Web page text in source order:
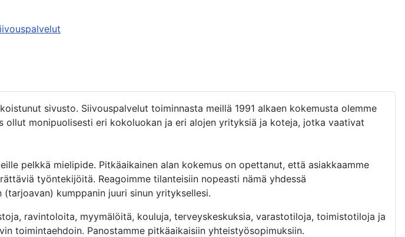
sivusto. Siivouspalvelut toiminnasta meillä 1991 alkaen kokemusta olemme
monipuolisesti eri kokoluokan ja eri alojen yrityksiä ja koteja, jotka vaativat
pelkkä mielipide. Pitkäaikainen alan kokemus on opettanut, että asiakkaamme
työntekijöitä. Reagoimme tilanteisiin nopeasti nämä yhdessä
kumppanin juuri sinun yrityksellesi.
ravintoloita, myymälöitä, kouluja, terveyskeskuksia, varastotiloja, toimistotiloja ja
toimintaehdoin. Panostamme pitkäaikaisiin yhteistyösopimuksiin.